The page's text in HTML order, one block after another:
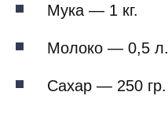
Мука — 1 кг.
Молоко — 0,5 л.
Сахар — 250 гр.